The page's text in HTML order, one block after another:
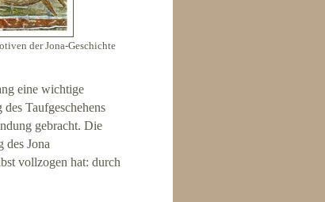
der Jona-Geschichte
eine wichtige
Taufgeschehens
gebracht. Die
des Jona
vollzogen hat: durch